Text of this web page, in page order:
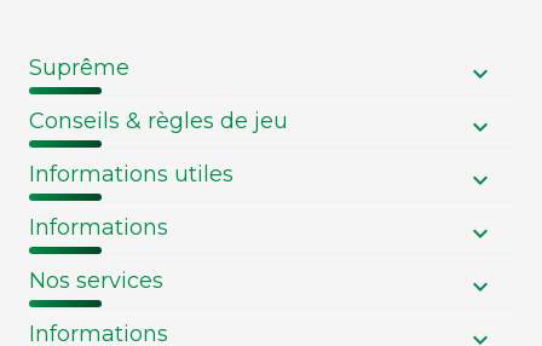
Suprême
Conseils & règles de jeu
Informations utiles
Informations
Nos services
Informations